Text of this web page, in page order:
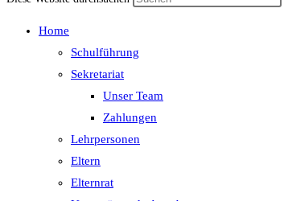
Home
Schulführung
Sekretariat
Unser Team
Zahlungen
Lehrpersonen
Eltern
Elternrat